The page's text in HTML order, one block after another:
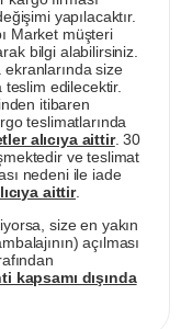
yapılacaktır.
Market müşteri
bilgi alabilirsiniz.
size
edilecektir.
itibaren
teslimatlarında
alıcıya aittir. 30
ve teslimat
nedeni ile iade
aittir.
size en yakın
açılması
kapsamı dışında